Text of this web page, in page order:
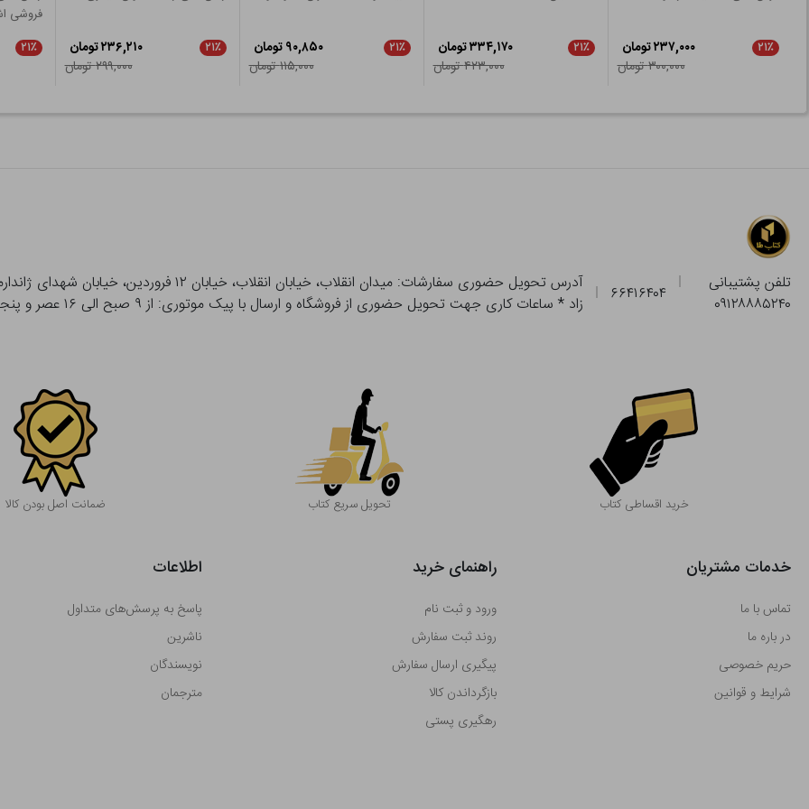
۲۱٪
۲۳۷,۰۰۰ تومان
۳۰۰,۰۰۰ تومان
۲۱٪
۳۳۴,۱۷۰ تومان
۴۲۳,۰۰۰ تومان
۲۱٪
۹۰,۸۵۰ تومان
۱۱۵,۰۰۰ تومان
۲۱٪
۲۳۶,۲۱۰ تومان
۲۹۹,۰۰۰ تومان
فروشی
۲۱٪
تلفن پشتیبانی
۰۹۱۲۸۸۸۵۲۴۰
۶۶۴۱۶۴۰۴
زاد * ساعات کاری جهت تحویل حضوری از فروشگاه و ارسال با پیک موتوری: از ۹ صبح الی ۱۶ عصر و پنجشنبه ها تا ۱۲
خرید اقساطی کتاب تحویل سریع کتاب
بصورت حضوری از آدرس تحویل حضوری سفارش خود را بدون هیچ هزینه ای تحویل بگیرید.
ضمانت اصل بودن کالا
خدمات مشتریان
تماس با ما
در باره ما
حریم خصوصی
شرایط و قوانین
راهنمای خرید
ورود و ثبت نام
روند ثبت سفارش
پیگیری ارسال سفارش
بازگرداندن کالا
رهگیری پستی
اطلاعات
پاسخ به پرسش‌های متداول
ناشرین
نویسندگان
مترجمان